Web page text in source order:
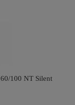
100 NT Silent